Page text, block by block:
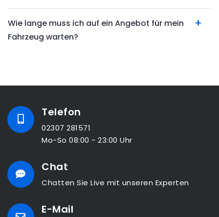
Wie lange muss ich auf ein Angebot für mein
Fahrzeug warten?
Telefon
02307 281571
Mo-So 08:00 - 23:00 Uhr
Chat
Chatten Sie Live mit unseren Experten
E-Mail